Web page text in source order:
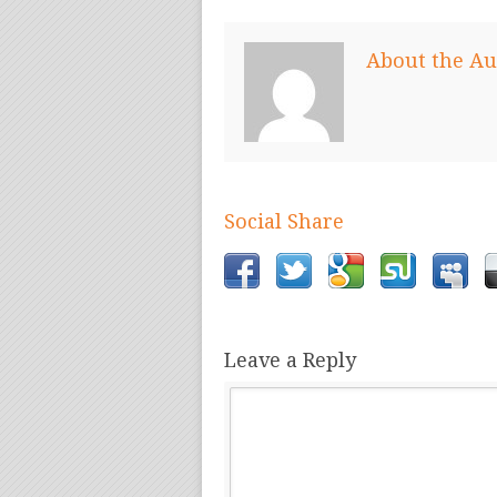
About the
Social Share
Leave a Reply